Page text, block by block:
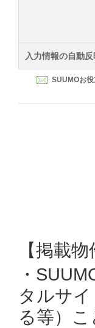
入力情報の自動反
SUUMOお
【掲載
・
タルサ
る等）